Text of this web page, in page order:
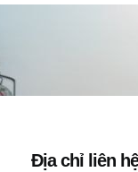
Địa chỉ liên hệ